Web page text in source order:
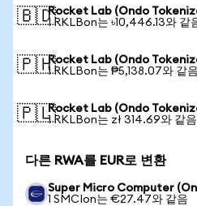
🇧🇩Rocket Lab (Ondo
1 RKLBon는 ৳10,446.13와 같
🇵🇭Rocket Lab (Ondo
1 RKLBon는 ₱5,138.07와 같음
🇵🇱Rocket Lab (Ondo
1 RKLBon는 zł 314.69와 같음
다른 RWA를 EUR로 변환
Super Micro Computer
1 SMCIon는 €27.47와 같음